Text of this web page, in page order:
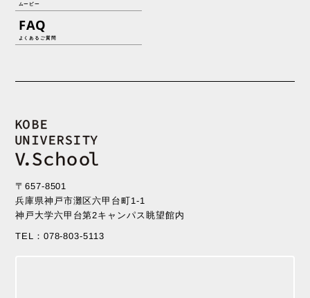
ムービー
FAQ
よくあるご質問
〒657-8501
兵庫県神戸市灘区六甲台町1-1
神戸大学六甲台第2キャンパス眺望館内
TEL：078-803-5113